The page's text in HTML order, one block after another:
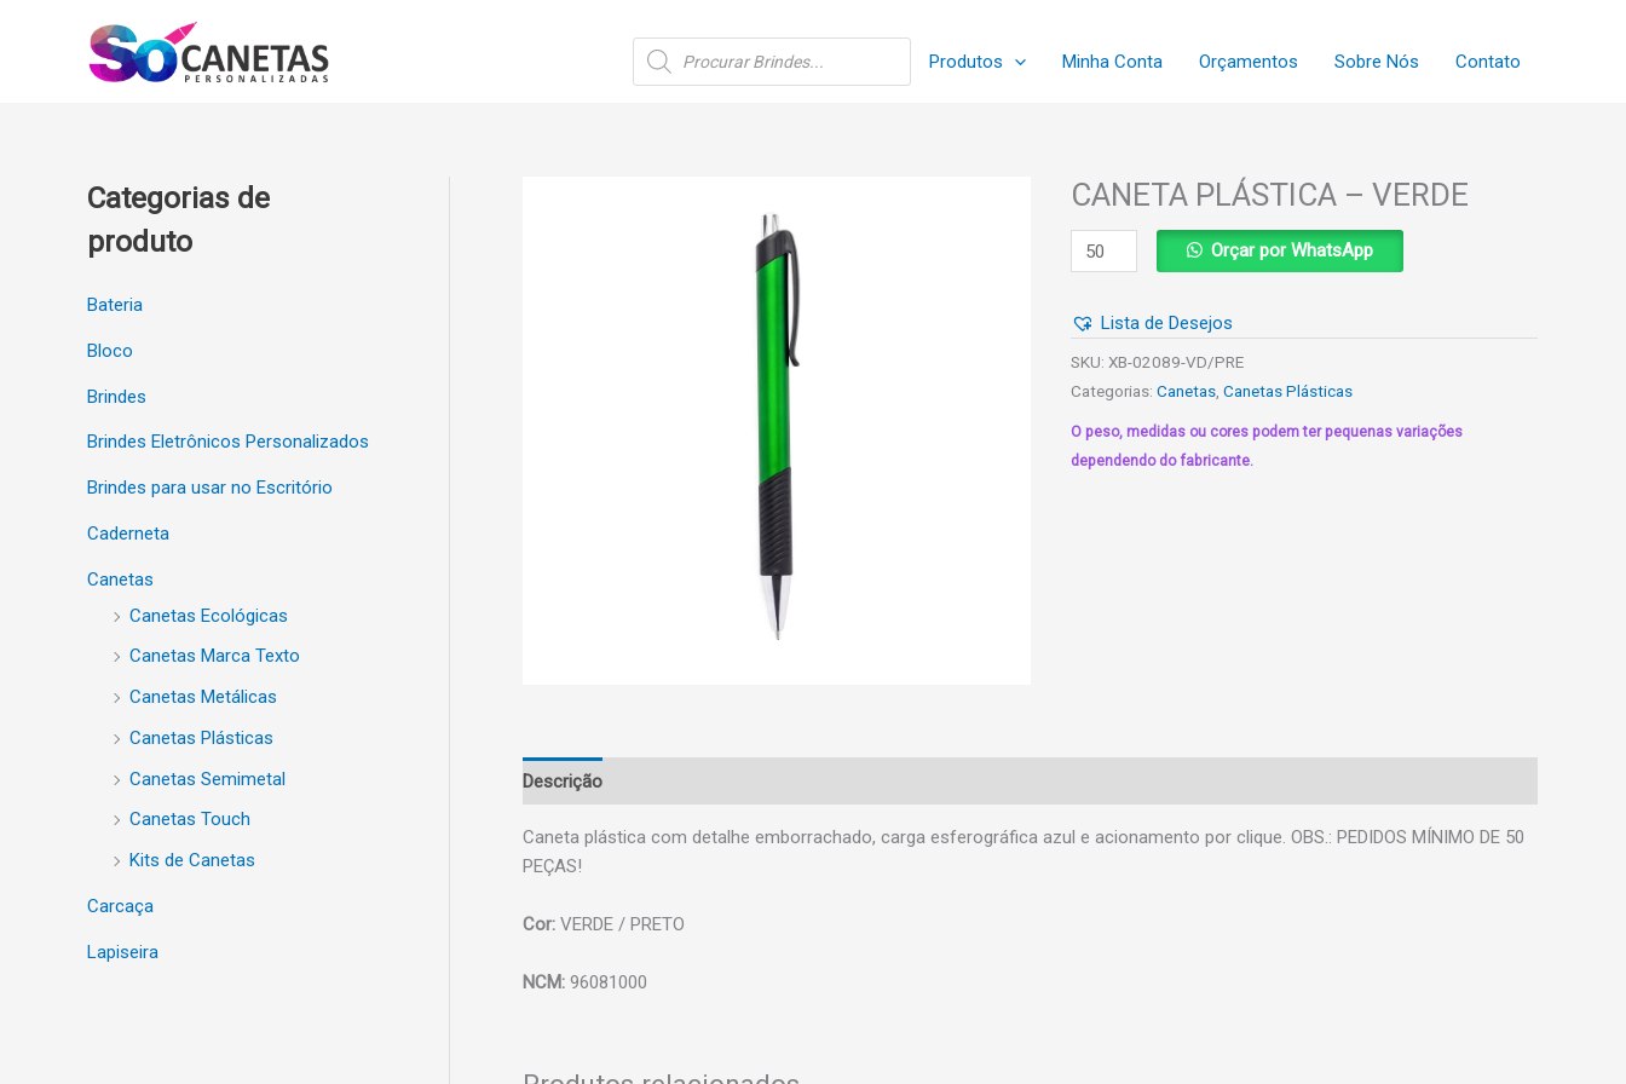
Pesquisar
produtos
Produtos Minha Conta Orçamentos Sobre Nós Contato
Categorias de
produto
Bateria
Bloco
Brindes
Brindes Eletrônicos Personalizados
Brindes para usar no Escritório
Caderneta
Canetas
Canetas Ecológicas
Canetas Marca Texto
Canetas Metálicas
Canetas Plásticas
Canetas Semimetal
Canetas Touch
Kits de Canetas
Carcaça
Lapiseira
CANETA PLÁSTICA – VERDE
CANETA
PLÁSTICA
VERDE
quantidade
Orçar por WhatsApp
Lista de Desejos
SKU:XB-02089-VD/PRE
Categorias:Canetas ,Canetas Plásticas
O peso, medidas ou cores podem ter pequenas variações
dependendo do fabricante.
Descrição
Caneta plástica com detalhe emborrachado, carga esferográfica azul e acionamento por clique. OBS.: PEDIDOS MÍNIMO DE 50
PEÇAS!
Cor: VERDE / PRETO
NCM: 96081000